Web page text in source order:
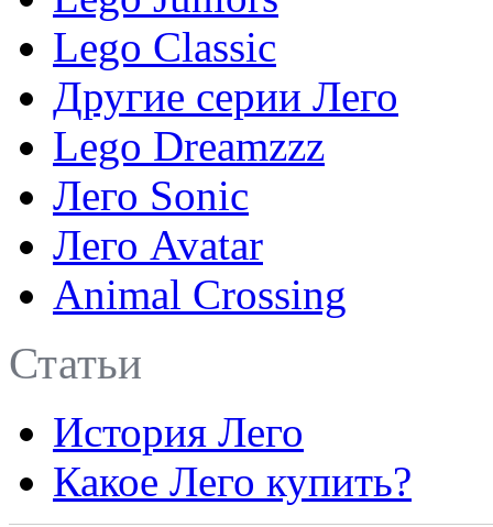
Lego Classic
Другие серии Лего
Lego Dreamzzz
Лего Sonic
Лего Avatar
Animal Crossing
Статьи
История Лего
Какое Лего купить?